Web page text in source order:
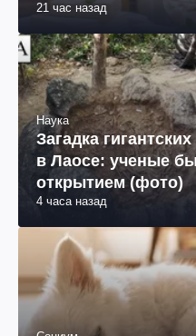
21 час назад
Наука
Загадка
в Лаосе: ученые
открытием (фото)
4 часа назад